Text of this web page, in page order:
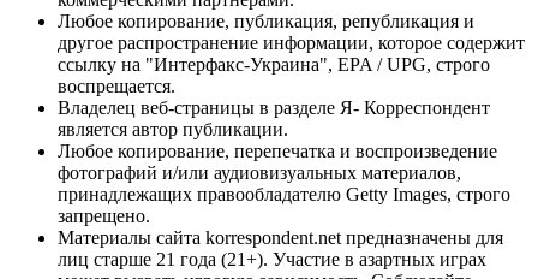
Любое копирование, публикация, републикация и
другое распространение информации, которое содержит
ссылку на "Интерфакс-Украина", EPA / UPG, строго
воспрещается.
Владелец веб-страницы в разделе Я- Корреспондент
является автор публикации.
Любое копирование, перепечатка и воспроизведение
фотографий и/или аудиовизуальных материалов,
принадлежащих правообладателю Getty Images, строго
запрещено.
Материалы сайта korrespondent.net предназначены для
лиц старше 21 года (21+). Участие в азартных играх